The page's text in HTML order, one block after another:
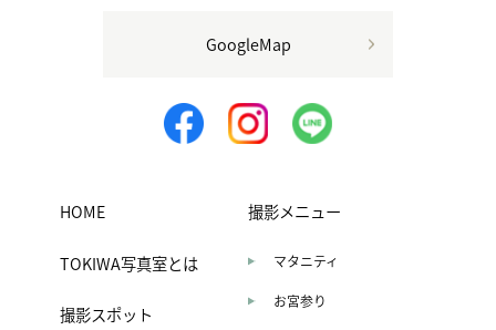
GoogleMap
HOME
TOKIWA写真室とは
撮影スポット
撮影メニュー
マタニティ
お宮参り